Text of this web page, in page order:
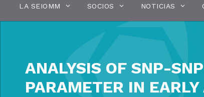
LA SEIOMM SOCIOS NOTICIAS
ANALYSIS OF SNP-
PARAMETER IN EARLY